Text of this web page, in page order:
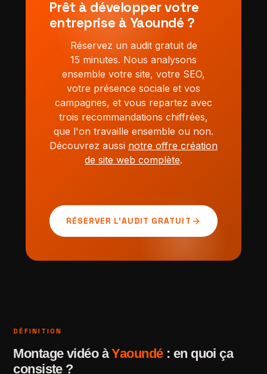
Prêt à développer votre
entreprise à Yaoundé ?
Réservez un audit gratuit de
15 minutes. Nous analysons
ensemble votre site, votre SEO,
votre présence sociale et vos
campagnes, et vous repartez avec
trois recommandations chiffrées,
que l'on travaille ensemble ou non.
Découvrez aussi notre offre création
de site web complète.
RÉSERVER L'AUDIT GRATUIT arrow_forward
DÉFINITION
Montage vidéo àYaoundé: en quoi ça
consiste ?